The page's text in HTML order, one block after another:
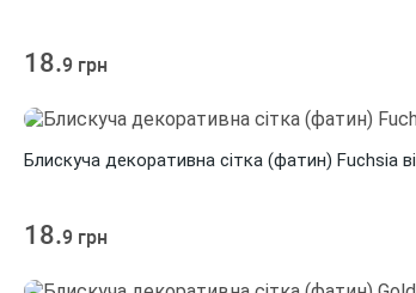
18.9 грн
Блискуча декоративна сітка (фатин) Fuchsia
18.9 грн